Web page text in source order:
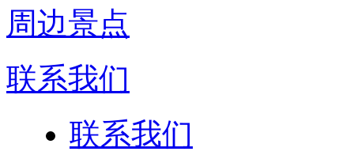
周边景点
联系我们
联系我们